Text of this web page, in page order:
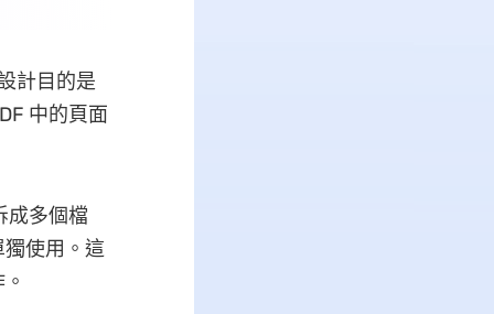
計目的是
中的頁面
成多個檔
使用。這